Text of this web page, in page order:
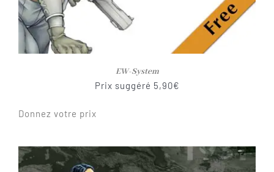
EW-System
Prix suggéré 5,90€
Donnez votre prix